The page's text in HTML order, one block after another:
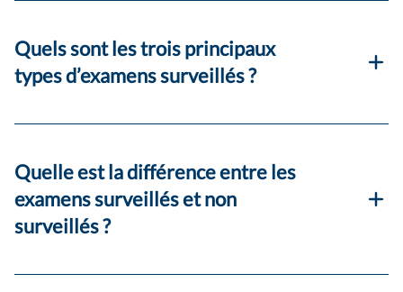
Quels sont les trois principaux
types d’examens surveillés ?
Quelle est la différence entre les
examens surveillés et non
surveillés ?